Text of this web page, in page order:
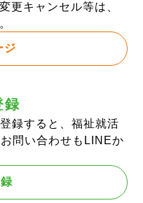
更キャンセル等は、
ジ
録
録すると、福祉就活
問い合わせもLINEか